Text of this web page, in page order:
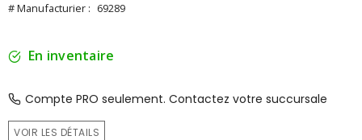
# Manufacturier : 69289
En inventaire
Compte PRO seulement. Contactez votre succursale
VOIR LES DÉTAILS